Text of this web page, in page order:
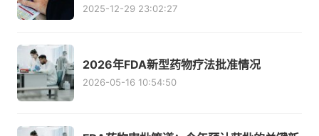
2025-12-29 23:02:27
2026年FDA新型药物疗法批准情况
2026-05-16 10:54:50